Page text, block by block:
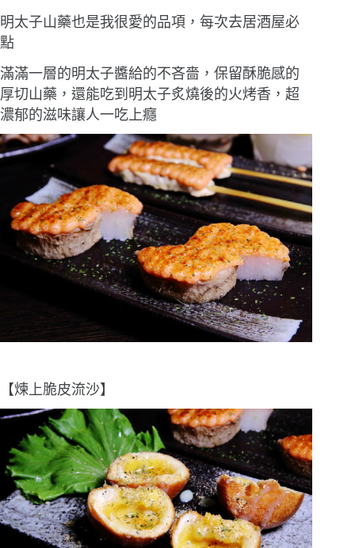
明太子山藥也是我很愛的品項，每次去居酒屋必
點
滿滿一層的明太子醬給的不吝嗇，保留酥脆感的
厚切山藥，還能吃到明太子炙燒後的火烤香，超
濃郁的滋味讓人一吃上癮
【煉上脆皮流沙】